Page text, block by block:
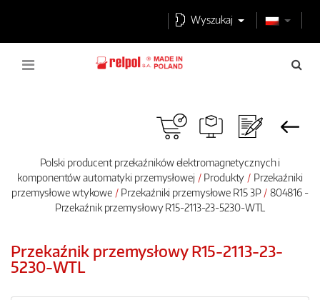
Wyszukaj
Polski producent przekaźników elektromagnetycznych i
komponentów automatyki przemysłowej
Produkty
Przekaźniki
przemysłowe wtykowe
Przekaźniki przemysłowe R15 3P
804816 -
Przekaźnik przemysłowy R15-2113-23-5230-WTL
Przekaźnik przemysłowy R15-2113-23-
5230-WTL